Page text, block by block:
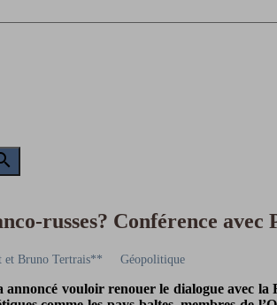
Search
russes? Conférence
et Bruno Tertrais** Géopolitique
vouloir renouer le dialogue avec la